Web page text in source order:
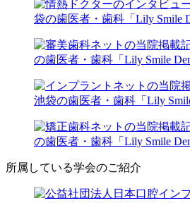
所属している学会のご紹介